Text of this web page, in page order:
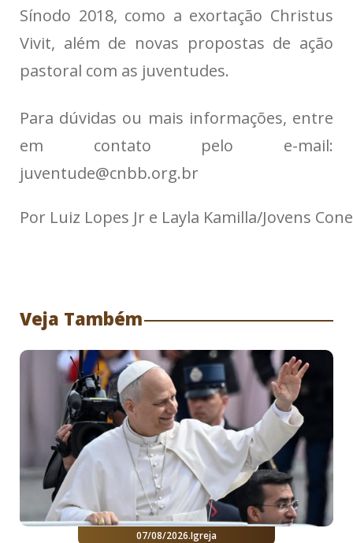
Sínodo 2018, como a exortação Christus
Vivit, além de novas propostas de ação
pastoral com as juventudes.
Para dúvidas ou mais informações, entre
em contato pelo e-mail:
juventude@cnbb.org.br
Por Luiz Lopes Jr e Layla Kamilla/Jovens
Veja Também
07/08/2026.Igreja